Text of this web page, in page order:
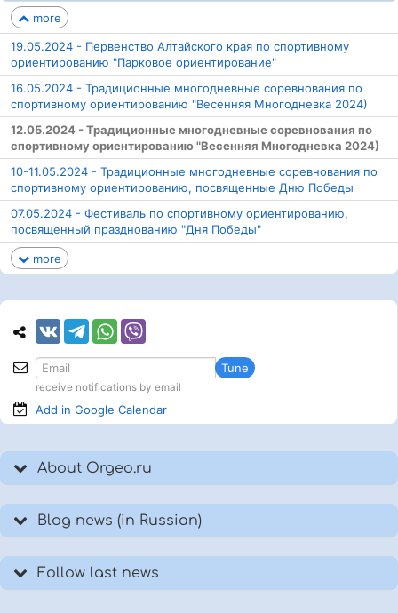
more
19.05.2024 - Первенство Алтайского края по спортивному
ориентированию "Парковое ориентирование"
16.05.2024 - Традиционные многодневные соревнования по
спортивному ориентированию "Весенняя Многодневка 2024)
12.05.2024 - Традиционные многодневные соревнования по
спортивному ориентированию "Весенняя Многодневка 2024)
10-11.05.2024 - Традиционные многодневные соревнования по
спортивному ориентированию, посвященные Дню Победы
07.05.2024 - Фестиваль по спортивному ориентированию,
посвященный празднованию "Дня Победы"
more
Tune
receive notifications by email
Add in Google Calendar
About Orgeo.ru
Blog news (in Russian)
Follow last news